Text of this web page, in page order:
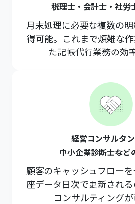
税理士・会計士・社労
月末処理に必要な複数の
得可能。これまで煩雑な
た記帳代行業務の効
経営コンサルタン
中小企業診断士など
顧客のキャッシュフロー
座データ日次で更新され
コンサルティングが